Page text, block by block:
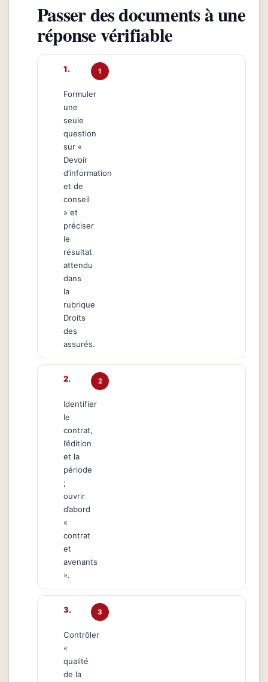
Passer des documents à une
réponse vérifiable
1
Formuler
une
seule
question
sur «
Devoir
d’information
et de
conseil
» et
préciser
le
résultat
attendu
dans
la
rubrique
Droits
des
assurés.
2
Identifier
le
contrat,
l’édition
et la
période
;
ouvrir
d’abord
«
contrat
et
avenants
».
3
Contrôler
«
qualité
de la